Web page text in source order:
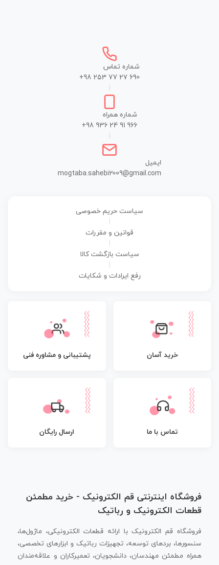
شماره تماس
+98 253 77 27 690
شماره همراه
+98 936 24 91 966
ایمیل
mogtaba.sahebi2009@gmail.com
سیاست حریم خصوصی
قوانین و مقررات
سیاست بازگشت کالا
رفع ایرادات و شکایات
خرید آسان پشتیبانی و مشاوره فنی
تماس با ما ارسال رایگان
فروشگاه اینترنتی قم الکترونیک - خرید مطمئن
قطعات الکترونیک و رباتیک
فروشگاه قم الکترونیک با ارائه قطعات الکترونیکی، ماژول‌ها،
سنسورها، بردهای توسعه، تجهیزات رباتیک و ابزارهای تخصصی،
همراه مطمئن مهندسان، دانشجویان، تعمیرکاران و علاقه‌مندان